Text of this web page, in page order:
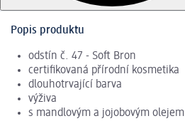
Popis produktu
odstín č. 47 - Soft Bron
certifikovaná přírodní kosmetika
dlouhotrvající barva
výživa
s mandlovým a jojobovým olejem